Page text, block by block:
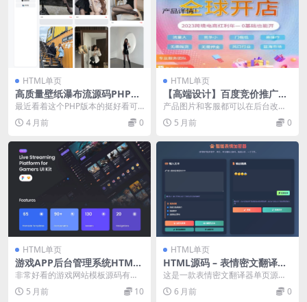
HTML单页
高质量壁纸瀑布流源码PHP+H
TML
最近看着这个PHP版本的挺好看可
是我的主机不支持所以添加了html
版本 有兴趣的...
4 月前 0
HTML单页
【高端设计】百度竞价推广页
源码营销推广落地页商品推广
竞价单页客服跳转加微信好友
产品图片和客服都可以在后台改成
你自己的。可直接跳转微信加客服
好友，具体的看演示吧...
5 月前 0
HTML单页
游戏APP后台管理系统HTML
网站模板源码UI设计界面模板
非常好看的游戏网站模板源码有能
力的开发者拿去对接下后端功能，
整出来至少在市面上要...
5 月前 10
HTML单页
HTML源码 – 表情密文翻译器
源码
这是一款表情密文翻译器单页源
码，作者在浏览博客时获得灵感，
并以此为契机锻炼代码能...
6 月前 0